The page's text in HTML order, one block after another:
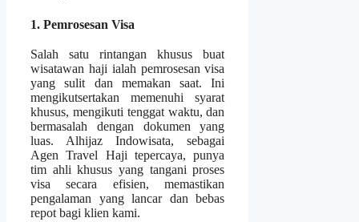
1. Pemrosesan Visa
Salah satu rintangan khusus buat
wisatawan haji ialah pemrosesan visa
yang sulit dan memakan saat. Ini
mengikutsertakan memenuhi syarat
khusus, mengikuti tenggat waktu, dan
bermasalah dengan dokumen yang
luas. Alhijaz Indowisata, sebagai
Agen Travel Haji tepercaya, punya
tim ahli khusus yang tangani proses
visa secara efisien, memastikan
pengalaman yang lancar dan bebas
repot bagi klien kami.